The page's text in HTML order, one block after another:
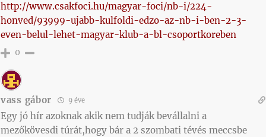
http://www.csakfoci.hu/magyar-foci/nb-i/224-
honved/93999-ujabb-kulfoldi-edzo-az-nb-i-ben-2-3-
even-belul-lehet-magyar-klub-a-bl-csoportkoreben
0
vass gábor 9 éve
Egy jó hír azoknak akik nem tudják bevállalni a
mezőkövesdi túrát,hogy bár a 2 szombati tévés meccsbe